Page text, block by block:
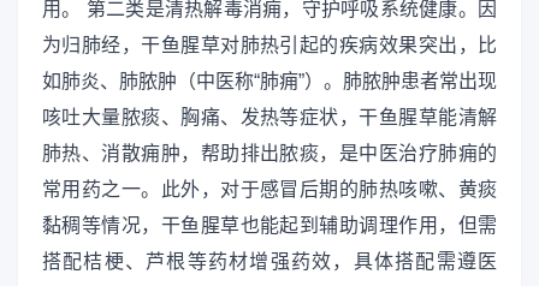
用。 第二类是清热解毒消痈，守护呼吸系统健康。因
为归肺经，干鱼腥草对肺热引起的疾病效果突出，比
如肺炎、肺脓肿（中医称“肺痈”）。肺脓肿患者常出现
咳吐大量脓痰、胸痛、发热等症状，干鱼腥草能清解
肺热、消散痈肿，帮助排出脓痰，是中医治疗肺痈的
常用药之一。此外，对于感冒后期的肺热咳嗽、黄痰
黏稠等情况，干鱼腥草也能起到辅助调理作用，但需
搭配桔梗、芦根等药材增强药效，具体搭配需遵医